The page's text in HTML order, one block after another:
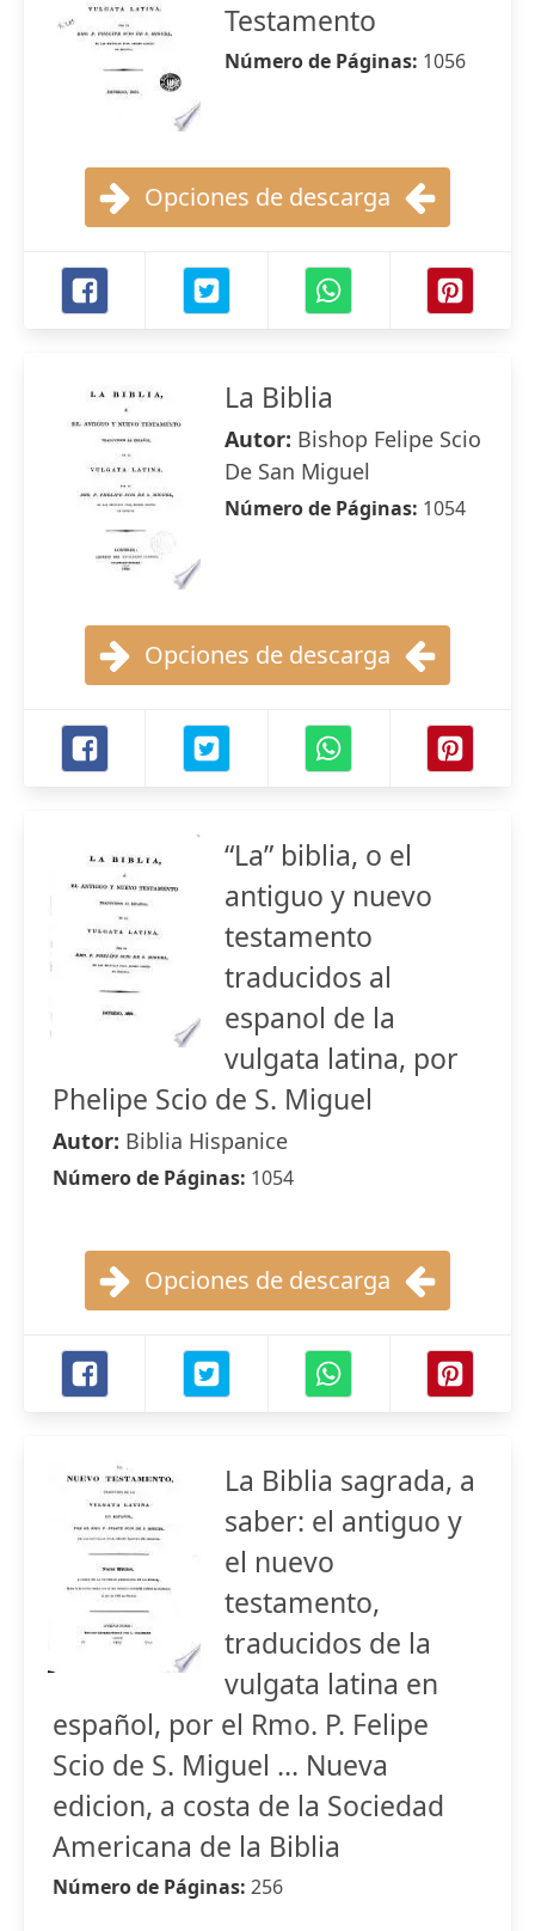
Testamento
Número de Páginas: 1056
Opciones de descarga
La Biblia
Autor: Bishop Felipe Scio
De San Miguel
Número de Páginas: 1054
Opciones de descarga
“La” biblia, o el
antiguo y nuevo
testamento
traducidos al
espanol de la
vulgata latina, por
Phelipe Scio de S. Miguel
Autor: Biblia Hispanice
Número de Páginas: 1054
Opciones de descarga
La Biblia sagrada, a
saber: el antiguo y
el nuevo
testamento,
traducidos de la
vulgata latina en
español, por el Rmo. P. Felipe
Scio de S. Miguel ... Nueva
edicion, a costa de la Sociedad
Americana de la Biblia
Número de Páginas: 256